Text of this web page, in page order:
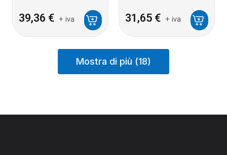
39,36 € + iva 31,65 € + iva
Mostra di più (18)